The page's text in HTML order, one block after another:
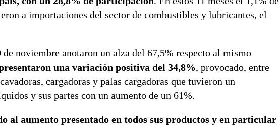
a importaciones del sector de combustibles y lubricantes, el
noviembre anotaron un alza del 67,5% respecto al mismo
una variación positiva del 34,8%, provocado, entre
cargadoras y palas cargadoras que tuvieron un
y sus partes con un aumento de un 61%.
al aumento presentado en todos sus productos y en particular